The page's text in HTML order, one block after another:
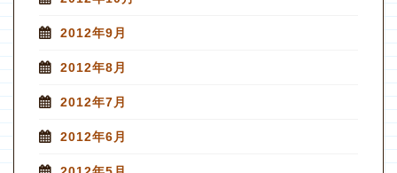
2012年9月
2012年8月
2012年7月
2012年6月